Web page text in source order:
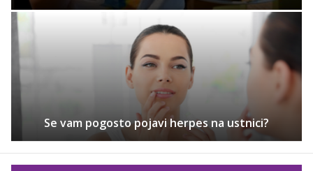
Se vam pogosto pojavi herpes na ustnici?